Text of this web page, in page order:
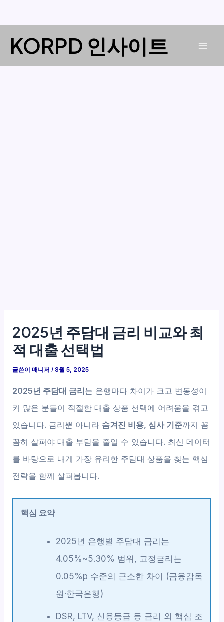
KORPD 인사이트
2025년 주담대 금리 비교와 최
적 대출 선택법
글쓴이매니저/ 8월 5, 2025
2025년 주담대 금리는 은행마다 차이가 크고 변동성이
커 많은 분들이 적절한 대출 상품 선택에 어려움을 겪고
있습니다. 금리뿐 아니라 숨겨진 비용, 심사 기준까지 꼼
꼼히 살펴야 대출 부담을 줄일 수 있습니다. 최신 데이터
를 바탕으로 내게 가장 유리한 주담대 상품을 찾는 핵심
전략을 함께 살펴봅니다.
핵심 요약
2025년 은행별 주담대 금리는
4.05%~5.30% 범위, 고정금리는
0.05%p 수준의 근소한 차이 (금융감독
원·한국은행)
DSR, LTV, 신용등급 등 금리 외 핵심 조